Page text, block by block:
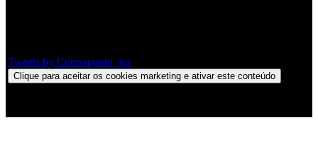
Tweets by Contraponto_jor
Clique para aceitar os cookies marketing e ativar este conteúdo